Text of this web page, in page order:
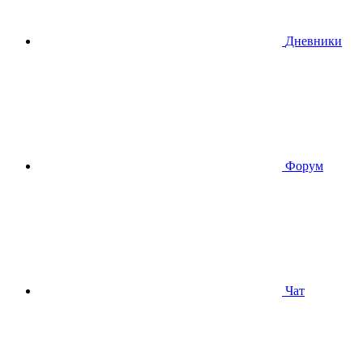
Дневники
Форум
Чат